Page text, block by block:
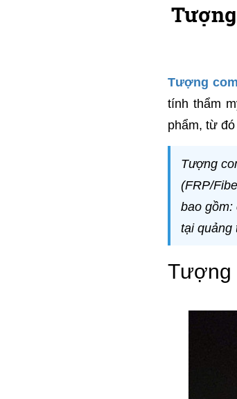
Tượng
tính thẩm
phẩm, từ
Tượng
(FRP/
bao gồm:
tại quảng
Tượng